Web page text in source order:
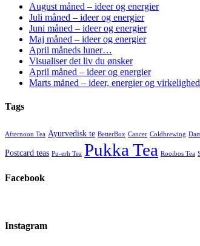
August måned – ideer og energier
Juli måned – ideer og energier
Juni måned – ideer og energier
Maj måned – ideer og energier
April måneds luner…
Visualiser det liv du ønsker
April måned – ideer og energier
Marts måned – ideer, energier og virkelighed
Tags
Afternoon Tea Ayurvedisk te BetterBox Cancer Coldbrewing
Postcard teas Pu-erh Tea Pukka Tea Rooibos Tea
Facebook
Instagram